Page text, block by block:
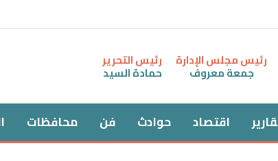
رئيس مجلس الإدارة
جمعة معروف
رئيس التحرير
حمادة السيد
اقتصاد حوادث فن محافظات